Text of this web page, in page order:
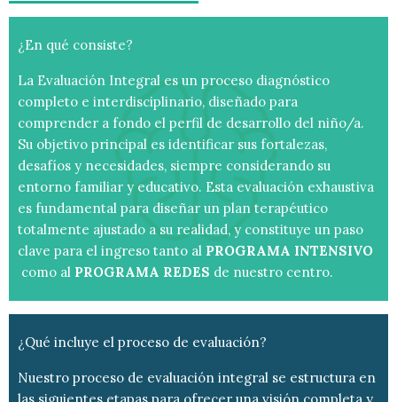
¿En qué consiste?
La Evaluación Integral es un proceso diagnóstico
completo e interdisciplinario, diseñado para
comprender a fondo el perfil de desarrollo del niño/a.
Su objetivo principal es identificar sus fortalezas,
desafíos y necesidades, siempre considerando su
entorno familiar y educativo. Esta evaluación exhaustiva
es fundamental para diseñar un plan terapéutico
totalmente ajustado a su realidad, y constituye un paso
clave para el ingreso tanto al PROGRAMA INTENSIVO
como al PROGRAMA REDES de nuestro centro.
¿Qué incluye el proceso de evaluación?
Nuestro proceso de evaluación integral se estructura en